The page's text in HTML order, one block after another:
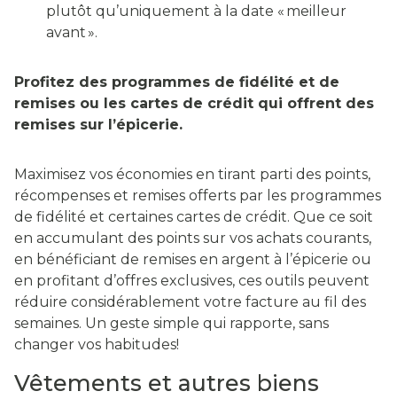
plutôt qu’uniquement à la date « meilleur
avant ».
Profitez des programmes de fidélité et de
remises ou les cartes de crédit qui offrent des
remises sur l’épicerie.
Maximisez vos économies en tirant parti des points,
récompenses et remises offerts par les programmes
de fidélité et certaines cartes de crédit. Que ce soit
en accumulant des points sur vos achats courants,
en bénéficiant de remises en argent à l’épicerie ou
en profitant d’offres exclusives, ces outils peuvent
réduire considérablement votre facture au fil des
semaines. Un geste simple qui rapporte, sans
changer vos habitudes!
Vêtements et autres biens